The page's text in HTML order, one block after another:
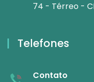
74 - Térreo -
Telefones
Contato